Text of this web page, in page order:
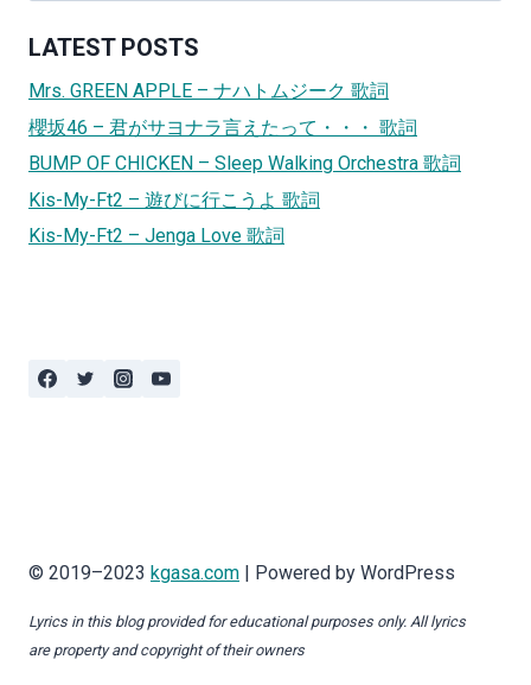
LATEST POSTS
Mrs. GREEN APPLE – ナハトムジーク 歌詞
櫻坂46 – 君がサヨナラ言えたって・・・ 歌詞
BUMP OF CHICKEN – Sleep Walking Orchestra 歌詞
Kis-My-Ft2 – 遊びに行こうよ 歌詞
Kis-My-Ft2 – Jenga Love 歌詞
© 2019–2023 kgasa.com | Powered by WordPress
Lyrics in this blog provided for educational purposes only. All lyrics
are property and copyright of their owners